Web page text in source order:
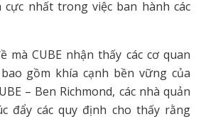
nhất trong việc ban hành các
mà CUBE nhận thấy các cơ quan
gồm khía cạnh bền vững của
– Ben Richmond, các nhà quản
đẩy các quy định cho thấy rằng